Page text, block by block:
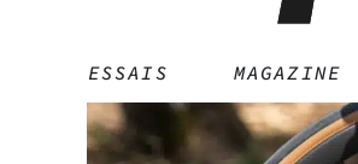
ESSAIS MAGAZINE